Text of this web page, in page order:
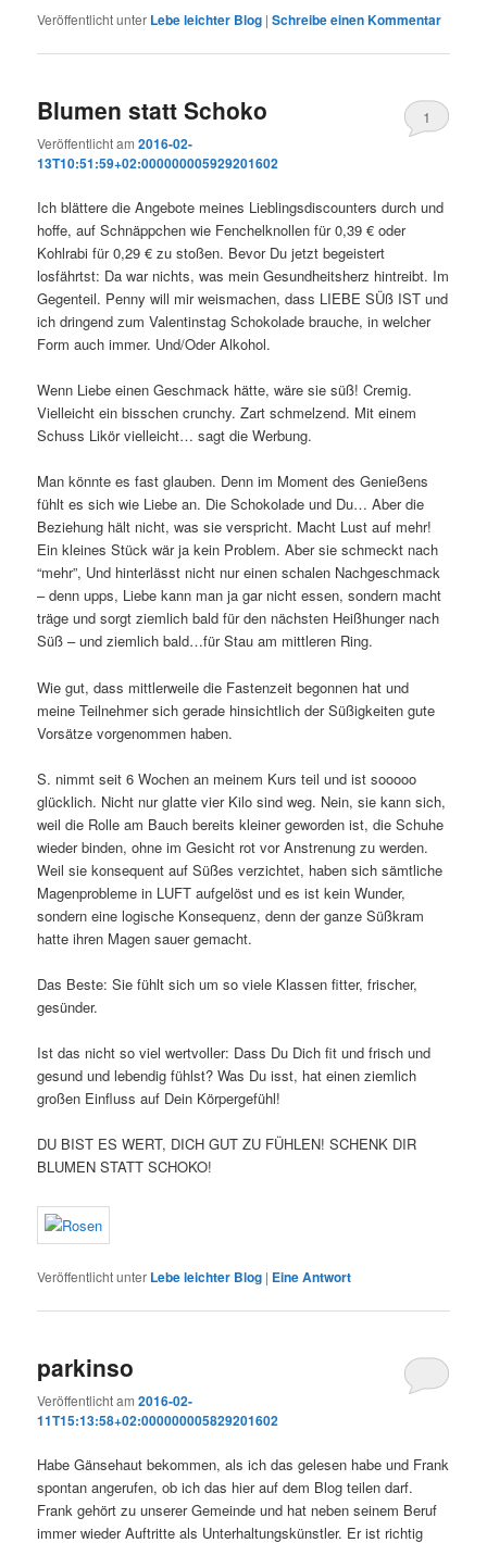
Veröffentlicht unter Lebe leichter Blog |Schreibe einen Kommentar
Blumen statt Schoko
Veröffentlicht am2016-02-
13T10:51:59+02:000000005929201602
1
Ich blättere die Angebote meines Lieblingsdiscounters durch und
hoffe, auf Schnäppchen wie Fenchelknollen für 0,39 € oder
Kohlrabi für 0,29 € zu stoßen. Bevor Du jetzt begeistert
losfährtst: Da war nichts, was mein Gesundheitsherz hintreibt. Im
Gegenteil. Penny will mir weismachen, dass LIEBE SÜß IST und
ich dringend zum Valentinstag Schokolade brauche, in welcher
Form auch immer. Und/Oder Alkohol.
Wenn Liebe einen Geschmack hätte, wäre sie süß! Cremig.
Vielleicht ein bisschen crunchy. Zart schmelzend. Mit einem
Schuss Likör vielleicht… sagt die Werbung.
Man könnte es fast glauben. Denn im Moment des Genießens
fühlt es sich wie Liebe an. Die Schokolade und Du… Aber die
Beziehung hält nicht, was sie verspricht. Macht Lust auf mehr!
Ein kleines Stück wär ja kein Problem. Aber sie schmeckt nach
“mehr”, Und hinterlässt nicht nur einen schalen Nachgeschmack
– denn upps, Liebe kann man ja gar nicht essen, sondern macht
träge und sorgt ziemlich bald für den nächsten Heißhunger nach
Süß – und ziemlich bald…für Stau am mittleren Ring.
Wie gut, dass mittlerweile die Fastenzeit begonnen hat und
meine Teilnehmer sich gerade hinsichtlich der Süßigkeiten gute
Vorsätze vorgenommen haben.
S. nimmt seit 6 Wochen an meinem Kurs teil und ist sooooo
glücklich. Nicht nur glatte vier Kilo sind weg. Nein, sie kann sich,
weil die Rolle am Bauch bereits kleiner geworden ist, die Schuhe
wieder binden, ohne im Gesicht rot vor Anstrenung zu werden.
Weil sie konsequent auf Süßes verzichtet, haben sich sämtliche
Magenprobleme in LUFT aufgelöst und es ist kein Wunder,
sondern eine logische Konsequenz, denn der ganze Süßkram
hatte ihren Magen sauer gemacht.
Das Beste: Sie fühlt sich um so viele Klassen fitter, frischer,
gesünder.
Ist das nicht so viel wertvoller: Dass Du Dich fit und frisch und
gesund und lebendig fühlst? Was Du isst, hat einen ziemlich
großen Einfluss auf Dein Körpergefühl!
DU BIST ES WERT, DICH GUT ZU FÜHLEN! SCHENK DIR
BLUMEN STATT SCHOKO!
Veröffentlicht unter Lebe leichter Blog | EineAntwort
parkinso
Veröffentlicht am2016-02-
11T15:13:58+02:000000005829201602
Habe Gänsehaut bekommen, als ich das gelesen habe und Frank
spontan angerufen, ob ich das hier auf dem Blog teilen darf.
Frank gehört zu unserer Gemeinde und hat neben seinem Beruf
immer wieder Auftritte als Unterhaltungskünstler. Er ist richtig